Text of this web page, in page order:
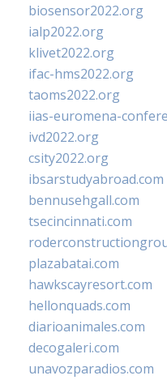
biosensor2022.org
ialp2022.org
klivet2022.org
ifac-hms2022.org
taoms2022.org
iias-euromena-
ivd2022.org
csity2022.org
ibsarstudyabroad.com
bennusehgall.com
tsecincinnati.com
plazabatai.com
hawkscayresort.com
hellonquads.com
diarioanimales.com
decogaleri.com
unavozparadios.com